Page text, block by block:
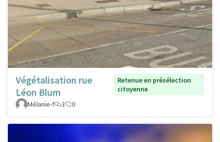
Végétalisation rue
Léon Blum
Retenue en présélection
citoyenne
Mélanie-f
3 0